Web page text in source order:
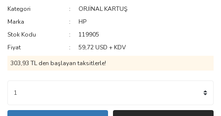
Kategori
ORJİNAL KARTUŞ
Marka
HP
Stok Kodu
119905
Fiyat
59,72 USD + KDV
303,93 TL den başlayan taksitlerle!